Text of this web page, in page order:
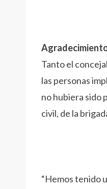
Tanto el
las personas
no hubiera sido
civil, de la
“Hemos tenido